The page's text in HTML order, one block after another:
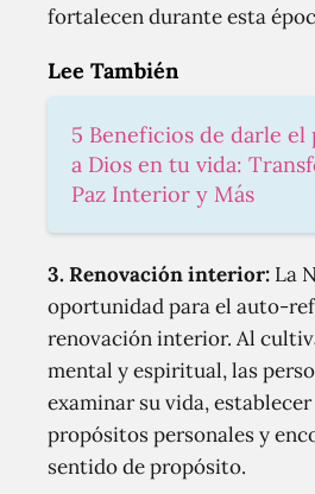
fortalecen durante esta
Lee También
5 Beneficios de darle
a Dios en tu vida:
Paz Interior y Más
3.Renovación interior: La
oportunidad para el auto-
renovación interior. Al
mental y espiritual, las
examinar su vida,
propósitos personales y
sentido de propósito.